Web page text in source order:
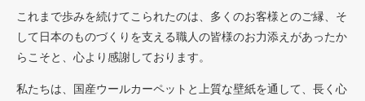
これまで歩みを続けてこられたのは、多くのお客様とのご縁、そ
して日本のものづくりを支える職人の皆様のお力添えがあったか
らこそと、心より感謝しております。
私たちは、国産ウールカーペットと上質な壁紙を通して、長く心